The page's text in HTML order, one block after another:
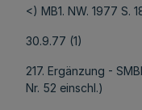
<) MB1. NW. 1977 S.
30.9.77 (1)
217. Ergänzung -
Nr. 52 einschl.)